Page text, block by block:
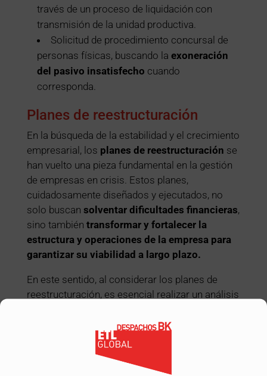
través de un proceso de liquidación con
transmisión de la unidad productiva.
Solicitud de procedimiento concursal de
personas físicas, buscando la exoneración
del pasivo insatisfecho cuando
corresponda.
Planes de reestructuración
En la búsqueda de la estabilidad y el crecimiento
empresarial, los planes de reestructuración se
han vuelto una pieza fundamental en la gestión
de empresas en crisis. Estos planes,
cuidadosamente diseñados y ejecutados, no
solo buscan solventar dificultades financieras,
sino también transformar y fortalecer la
estructura y operaciones de la empresa para
garantizar su viabilidad a largo plazo.
En este sentido, al considerar los planes de
reestructuración, es esencial realizar un análisis
identificando las causas que han llevado a su
situación actual. Esto implica reconocer que
una reestructuración financiera puede no ser
suficiente; se necesitan estrategias holísticas